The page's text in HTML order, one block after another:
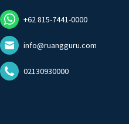
+62 815-7441-0000
info@ruangguru.com
02130930000